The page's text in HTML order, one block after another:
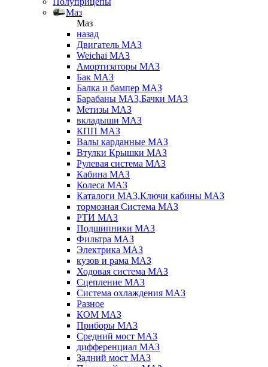
Маз
Маз
назад
Двигатель МАЗ
Weichai МАЗ
Амортизаторы МАЗ
Бак МАЗ
Балка и бампер МАЗ
Барабаны МАЗ,Бачки МАЗ
Метизы МАЗ
вкладыши МАЗ
КПП МАЗ
Валы карданные МАЗ
Втулки Крышки МАЗ
Рулевая система МАЗ
Кабина МАЗ
Колеса МАЗ
Каталоги МАЗ,Ключи кабины МАЗ
тормозная Система МАЗ
РТИ МАЗ
Подшипники МАЗ
Фильтра МАЗ
Электрика МАЗ
кузов и рама МАЗ
Ходовая система МАЗ
Сцепление МАЗ
Система охлаждения МАЗ
Разное
КОМ МАЗ
Приборы МАЗ
Средний мост МАЗ
дифференциал МАЗ
Задний мост МАЗ